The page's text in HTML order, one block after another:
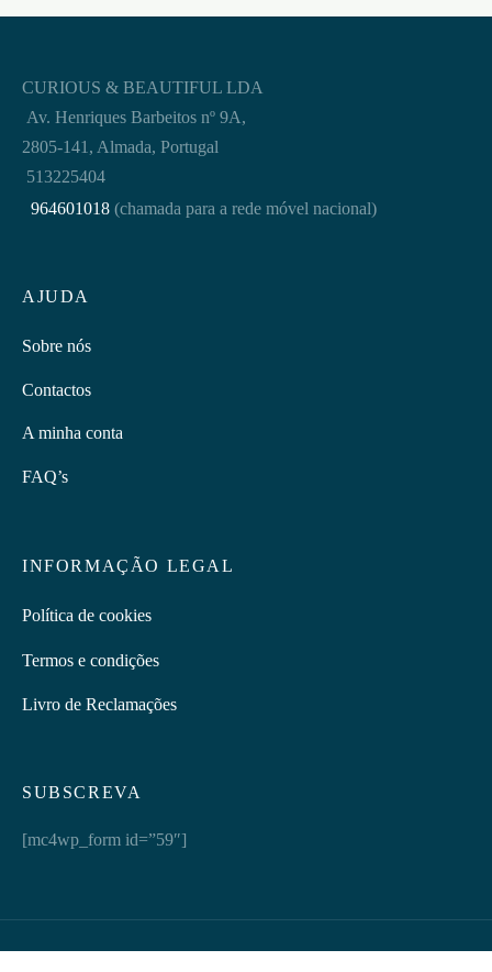
SUBSCREVA
[mc4wp_form id=”59″]
AJUDA
Sobre nós
Contactos
A minha conta
FAQ’s
INFORMAÇÃO LEGAL
Política de cookies
Termos e condições
Livro de Reclamações
CURIOUS & BEAUTIFUL LDA
Av. Henriques Barbeitos nº 9A,
2805-141, Almada, Portugal
513225404
964601018 (chamada para a rede móvel nacional)